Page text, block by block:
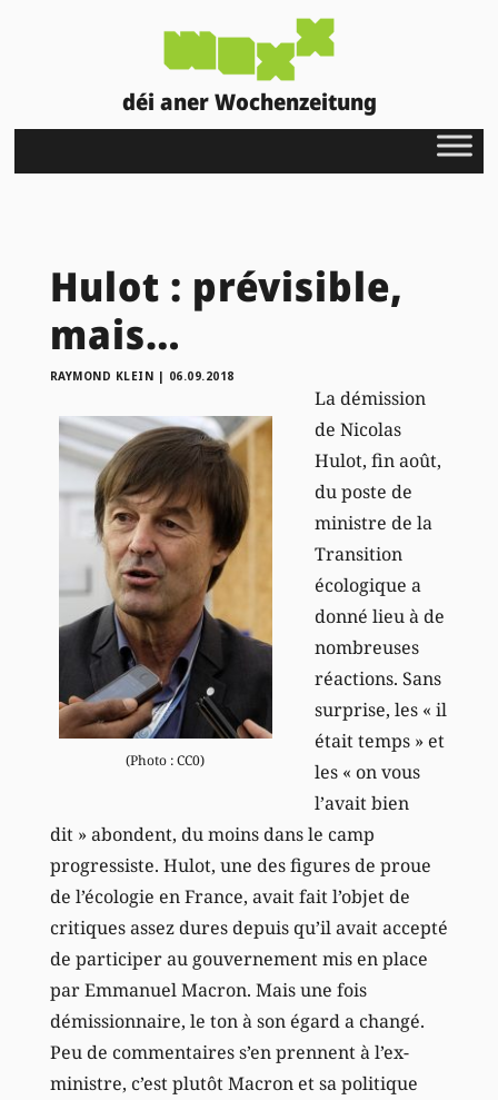
déi aner Wochenzeitung
Hulot : prévisible,
mais…
RAYMOND KLEIN | 06.09.2018
(Photo : CC0)
La démission
de Nicolas
Hulot, fin août,
du poste de
ministre de la
Transition
écologique a
donné lieu à de
nombreuses
réactions. Sans
surprise, les « il
était temps » et
les « on vous
l’avait bien
dit » abondent, du moins dans le camp
progressiste. Hulot, une des figures de proue
de l’écologie en France, avait fait l’objet de
critiques assez dures depuis qu’il avait accepté
de participer au gouvernement mis en place
par Emmanuel Macron. Mais une fois
démissionnaire, le ton à son égard a changé.
Peu de commentaires s’en prennent à l’ex-
ministre, c’est plutôt Macron et sa politique